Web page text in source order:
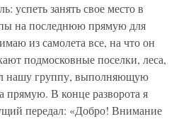
успеть занять свое место в
на последнюю прямую для
из самолета все, на что он
подмосковные поселки, леса,
нашу группу, выполняющую
прямую. В конце разворота я
передал: «Добро! Внимание